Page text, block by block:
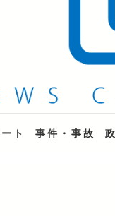
15分放送
ト 事件・事故